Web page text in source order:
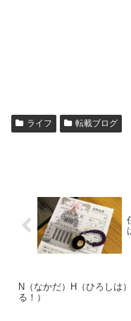
ライフ 転載ブログ
N（なかだ）H（ひろしは
る！）